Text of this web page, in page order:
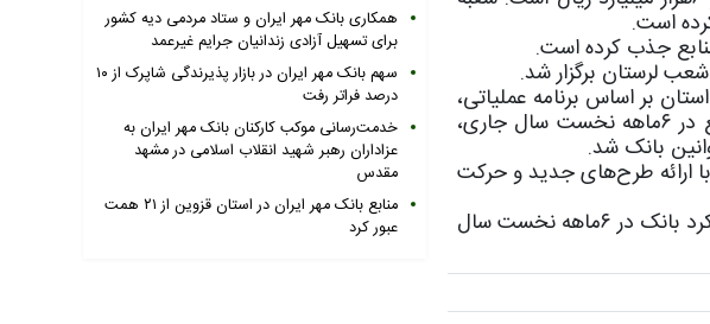
لرستان برگزار شد.
بر اساس برنامه عملیاتی،
از زحمات کارکنان بانک در زمینه رشد منابع و حفظ جایگاه برتر در زمینه شاخص درصد رشد منابع در ۶ماهه نخست سال جاری،
بانک شد.
ارائه طرح‌های جدید و حرکت
در ادامه نشست «ولی ساجدی» سرپرست مدیریت شعب بانک در استان لرستان با ارائه گزارش عملکرد بانک در ۶ماهه نخست سال
همکاری بانک مهر ایران و ستاد مردمی دیه کشور
برای تسهیل آزادی زندانیان جرایم غیرعمد
سهم بانک مهر ایران در بازار پذیرندگی شاپرک از ۱۰
درصد فراتر رفت
خدمت‌رسانی موکب کارکنان بانک مهر ایران به
عزاداران رهبر شهید انقلاب اسلامی در مشهد
مقدس
منابع بانک مهر ایران در استان قزوین از ۲۱ همت
عبور کرد